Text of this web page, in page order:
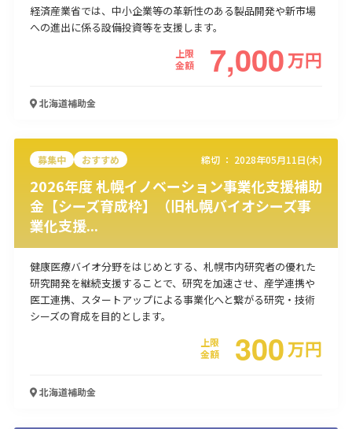
建設･不動産業
サービス業 医療･福祉 農業･林業
漁業
宿泊･旅館業
その他
経営改善・経営強化
起業・創業
事業承継
受付中のみ
経済産業省では、中小企業等の革新性のある製品開発や新市場
への進出に係る設備投資等を支援します。
上限
金額
7,000万円
北海道補助金
募集中 おすすめ 締切 ： 2028年05月11日(木)
2026年度 札幌イノベーション事業化支援補助
金【シーズ育成枠】（旧札幌バイオシーズ事
業化支援...
健康医療バイオ分野をはじめとする、札幌市内研究者の優れた
研究開発を継続支援することで、研究を加速させ、産学連携や
医工連携、スタートアップによる事業化へと繋がる研究・技術
シーズの育成を目的とします。
上限
金額
300万円
北海道補助金